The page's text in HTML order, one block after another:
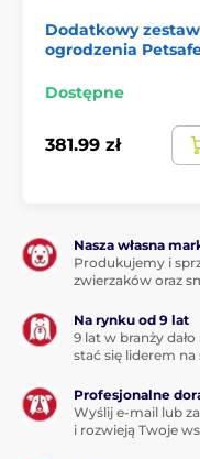
Dodatkowy
ogrodzenia
Dostępne
381.99 zł
Nasza własna
Produkujemy i
zwierzaków oraz
Na rynku od 9 lat
9 lat w branży
stać się liderem
Profesjonalne
Wyślij e-mail lub
i rozwieją Twoje